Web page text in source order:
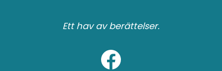
Ett hav av berättelser.